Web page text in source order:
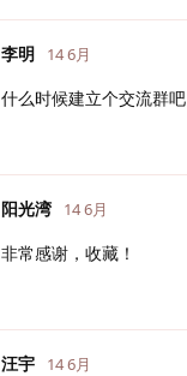
李明 14 6月
什么时候建立个交流群吧
阳光湾 14 6月
非常感谢，收藏！
汪宇 14 6月